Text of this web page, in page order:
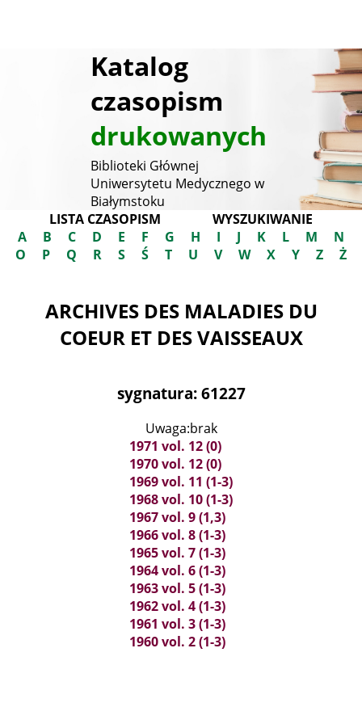
Katalog
czasopism
drukowanych
Biblioteki Głównej
Uniwersytetu Medycznego w
Białymstoku
LISTA CZASOPISM
WYSZUKIWANIE
A
B C D E F G H I J K L M
N
O
P Q R S Ś T U V W X Y Z Ż
ARCHIVES DES MALADIES DU
COEUR ET DES VAISSEAUX
sygnatura: 61227
Uwaga:brak
1971 vol. 12 (0)
1970 vol. 12 (0)
1969 vol. 11 (1-3)
1968 vol. 10 (1-3)
1967 vol. 9 (1,3)
1966 vol. 8 (1-3)
1965 vol. 7 (1-3)
1964 vol. 6 (1-3)
1963 vol. 5 (1-3)
1962 vol. 4 (1-3)
1961 vol. 3 (1-3)
1960 vol. 2 (1-3)